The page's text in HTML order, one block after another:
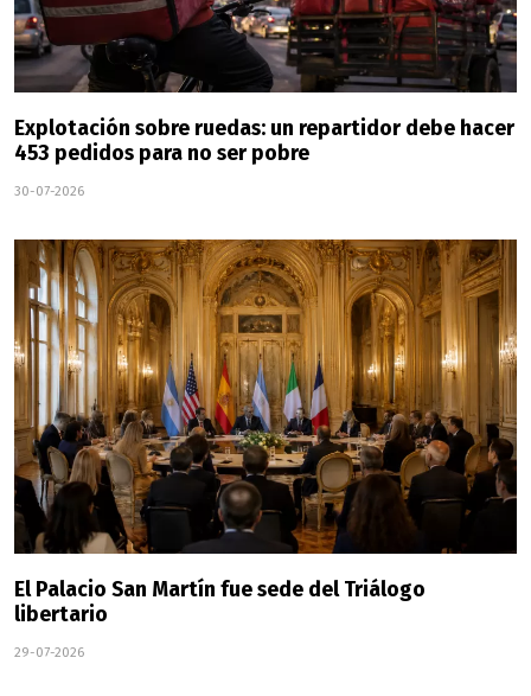
Explotación sobre ruedas: un repartidor debe hacer
453 pedidos para no ser pobre
30-07-2026
El Palacio San Martín fue sede del Triálogo
libertario
29-07-2026